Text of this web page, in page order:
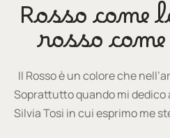
Rosso come
rosso
Il Rosso è un colore che
Soprattutto quando mi dedico
Silvia Tosi in cui esprimo me